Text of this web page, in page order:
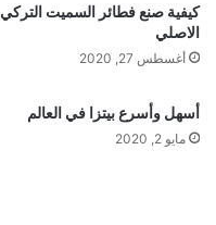
كيفية صنع فطائر السميت التركي
الاصلي
أغسطس 27, 2020
أسهل وأسرع بيتزا في العالم
مايو 2, 2020